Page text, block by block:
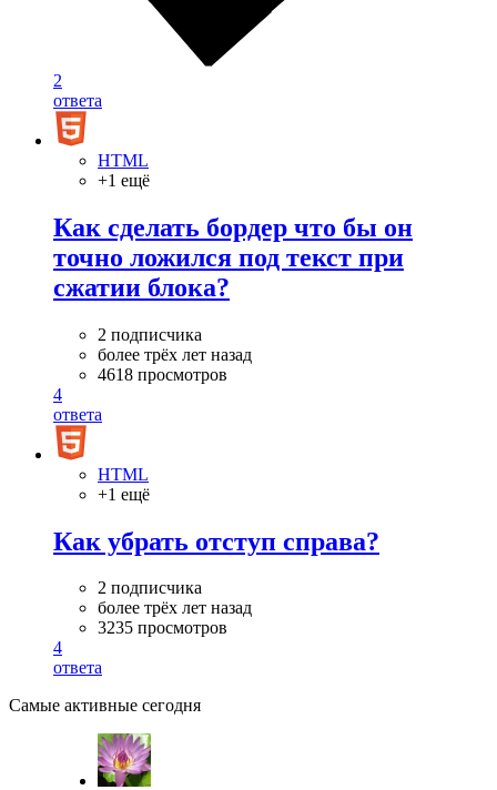
2
ответа
HTML
+1 ещё
Как сделать бордер что бы он
точно ложился под текст при
сжатии блока?
2 подписчика
более трёх лет назад
4618 просмотров
4
ответа
HTML
+1 ещё
Как убрать отступ справа?
2 подписчика
более трёх лет назад
3235 просмотров
4
ответа
Самые активные сегодня